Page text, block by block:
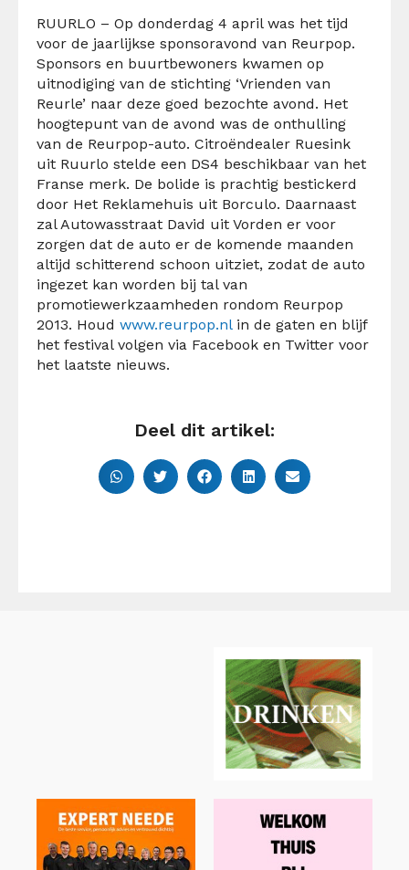
RUURLO – Op donderdag 4 april was het tijd
voor de jaarlijkse sponsoravond van Reurpop.
Sponsors en buurtbewoners kwamen op
uitnodiging van de stichting ‘Vrienden van
Reurle’ naar deze goed bezochte avond. Het
hoogtepunt van de avond was de onthulling
van de Reurpop-auto. Citroëndealer Ruesink
uit Ruurlo stelde een DS4 beschikbaar van het
Franse merk. De bolide is prachtig bestickerd
door Het Reklamehuis uit Borculo. Daarnaast
zal Autowasstraat David uit Vorden er voor
zorgen dat de auto er de komende maanden
altijd schitterend schoon uitziet, zodat de auto
ingezet kan worden bij tal van
promotiewerkzaamheden rondom Reurpop
2013. Houd www.reurpop.nlin de gaten en blijf
het festival volgen via Facebook en Twitter voor
het laatste nieuws.
Deel dit artikel: